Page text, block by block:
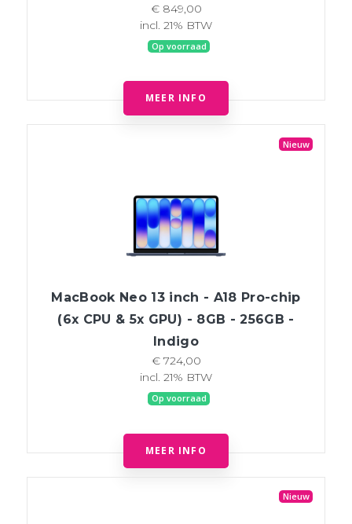
€ 849,00
incl. 21% BTW
Op voorraad
MEER INFO
Nieuw
MacBook Neo 13 inch - A18 Pro-chip
(6x CPU & 5x GPU) - 8GB - 256GB -
Indigo
€ 724,00
incl. 21% BTW
Op voorraad
MEER INFO
Nieuw